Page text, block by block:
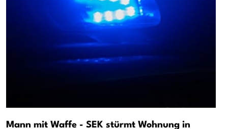
Mann mit Waffe - SEK stürmt Wohnung in